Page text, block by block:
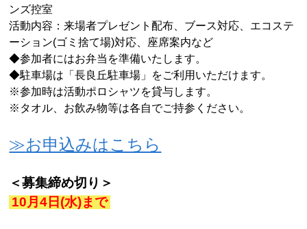
ンズ控室
活動内容：来場者プレゼント配布、ブース対応、エコステ
ーション(ゴミ捨て場)対応、座席案内など
◆参加者にはお弁当を準備いたします。
◆駐車場は「長良丘駐車場」をご利用いただけます。
※参加時は活動ポロシャツを貸与します。
※タオル、お飲み物等は各自でご持参ください。
≫お申込みはこちら
＜募集締め切り＞
10月4 日(水)まで